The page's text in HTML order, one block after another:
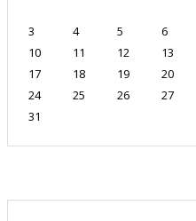
3
4 5 6
10
11 12 13
17
18 19 20
24
25 26 27
31